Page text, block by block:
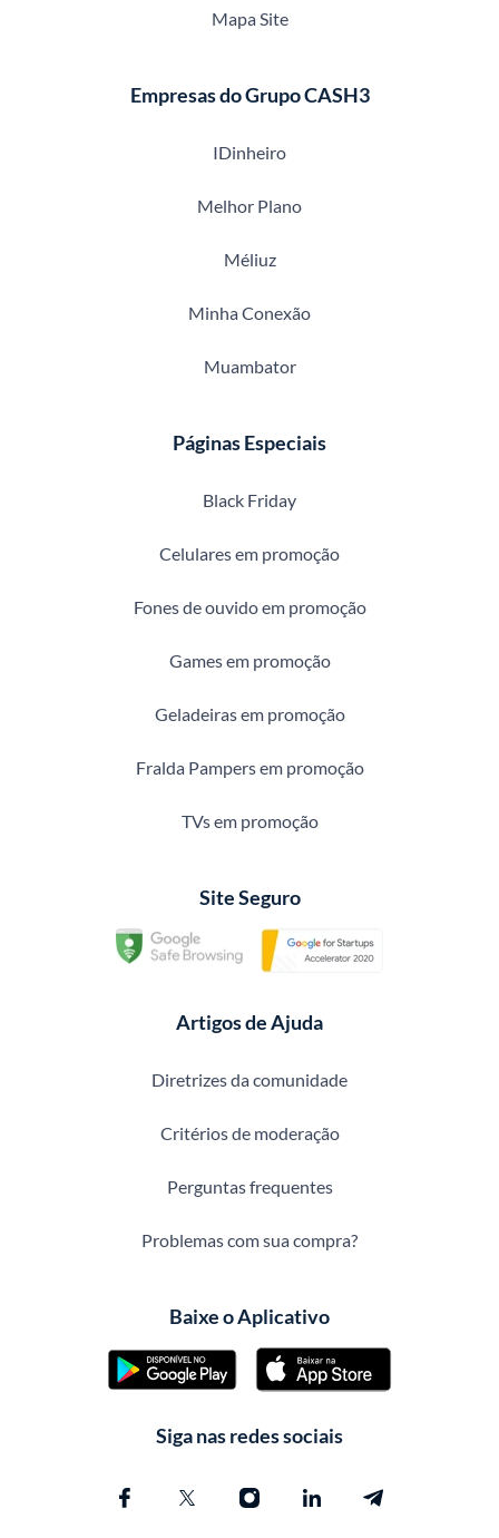
Mapa Site
Empresas do Grupo CASH3
IDinheiro
Melhor Plano
Méliuz
Minha Conexão
Muambator
Páginas Especiais
Black Friday
Celulares em promoção
Fones de ouvido em promoção
Games em promoção
Geladeiras em promoção
Fralda Pampers em promoção
TVs em promoção
Site Seguro
Artigos de Ajuda
Diretrizes da comunidade
Critérios de moderação
Perguntas frequentes
Problemas com sua compra?
Baixe o Aplicativo
Siga nas redes sociais